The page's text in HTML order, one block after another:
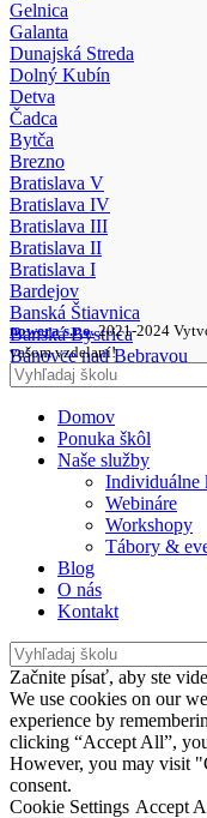
Gelnica
Galanta
Dunajská Streda
Dolný Kubín
Detva
Čadca
Bytča
Brezno
Bratislava V
Bratislava IV
Bratislava III
Bratislava II
Bratislava I
Bardejov
Banská Štiavnica
Banská Bystrica
Bánovce nad Bebravou
nowera s.r.o. 2021-2024
vašom vzdelaní!
Domov
Ponuka škôl
Naše služby
Individuálne
Webináre
Workshopy
Tábory &
Blog
O nás
Kontakt
Začnite písať, aby ste
We use cookies on our
experience by
clicking “Accept All”,
However, you may visit
consent.
Cookie Settings Accept